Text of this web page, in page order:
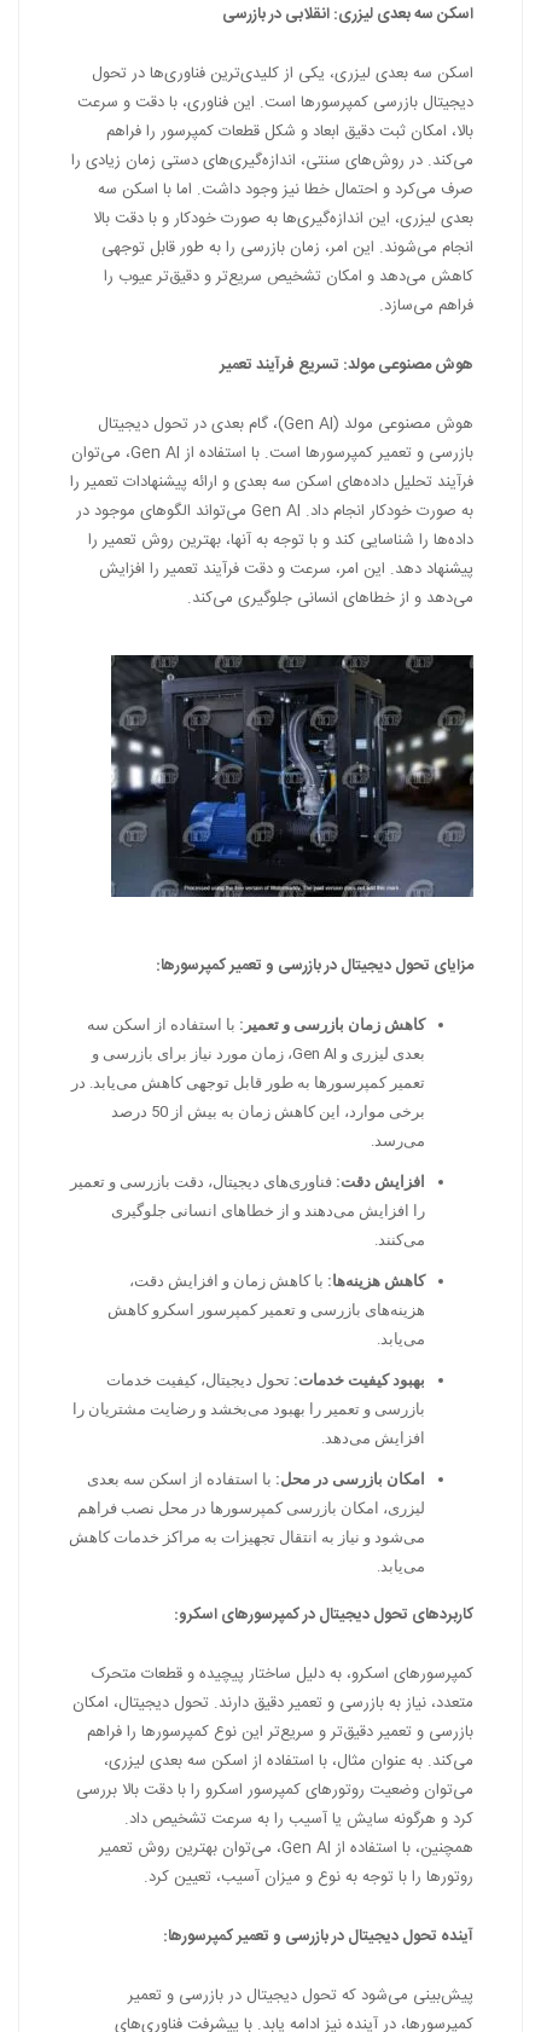
اسکن سه بعدی لیزری: انقلابی در بازرسی
اسکن سه بعدی لیزری، یکی از کلیدی‌ترین فناوری‌ها در تحول
دیجیتال بازرسی کمپرسورها است. این فناوری، با دقت و سرعت
بالا، امکان ثبت دقیق ابعاد و شکل قطعات کمپرسور را فراهم
می‌کند. در روش‌های سنتی، اندازه‌گیری‌های دستی زمان زیادی را
صرف می‌کرد و احتمال خطا نیز وجود داشت. اما با اسکن سه
بعدی لیزری، این اندازه‌گیری‌ها به صورت خودکار و با دقت بالا
انجام می‌شوند. این امر، زمان بازرسی را به طور قابل توجهی
کاهش می‌دهد و امکان تشخیص سریع‌تر و دقیق‌تر عیوب را
فراهم می‌سازد.
هوش مصنوعی مولد: تسریع فرآیند تعمیر
هوش مصنوعی مولد (Gen AI)، گام بعدی در تحول دیجیتال
بازرسی و تعمیر کمپرسورها است. با استفاده از Gen AI، می‌توان
فرآیند تحلیل داده‌های اسکن سه بعدی و ارائه پیشنهادات تعمیر را
به صورت خودکار انجام داد. Gen AI می‌تواند الگوهای موجود در
داده‌ها را شناسایی کند و با توجه به آنها، بهترین روش تعمیر را
پیشنهاد دهد. این امر، سرعت و دقت فرآیند تعمیر را افزایش
می‌دهد و از خطاهای انسانی جلوگیری می‌کند.
مزایای تحول دیجیتال در بازرسی و تعمیر کمپرسورها:
کاهش زمان بازرسی و تعمیر: با استفاده از اسکن سه
بعدی لیزری و Gen AI، زمان مورد نیاز برای بازرسی و
تعمیر کمپرسورها به طور قابل توجهی کاهش می‌یابد. در
برخی موارد، این کاهش زمان به بیش از 50 درصد
می‌رسد.
افزایش دقت: فناوری‌های دیجیتال، دقت بازرسی و تعمیر
را افزایش می‌دهند و از خطاهای انسانی جلوگیری
می‌کنند.
کاهش هزینه‌ها: با کاهش زمان و افزایش دقت،
هزینه‌های بازرسی و تعمیر کمپرسور اسکرو کاهش
می‌یابد.
بهبود کیفیت خدمات: تحول دیجیتال، کیفیت خدمات
بازرسی و تعمیر را بهبود می‌بخشد و رضایت مشتریان را
افزایش می‌دهد.
امکان بازرسی در محل: با استفاده از اسکن سه بعدی
لیزری، امکان بازرسی کمپرسورها در محل نصب فراهم
می‌شود و نیاز به انتقال تجهیزات به مراکز خدمات کاهش
می‌یابد.
کاربردهای تحول دیجیتال در کمپرسورهای اسکرو:
کمپرسورهای اسکرو، به دلیل ساختار پیچیده و قطعات متحرک
متعدد، نیاز به بازرسی و تعمیر دقیق دارند. تحول دیجیتال، امکان
بازرسی و تعمیر دقیق‌تر و سریع‌تر این نوع کمپرسورها را فراهم
می‌کند. به عنوان مثال، با استفاده از اسکن سه بعدی لیزری،
می‌توان وضعیت روتورهای کمپرسور اسکرو را با دقت بالا بررسی
کرد و هرگونه سایش یا آسیب را به سرعت تشخیص داد.
همچنین، با استفاده از Gen AI، می‌توان بهترین روش تعمیر
روتورها را با توجه به نوع و میزان آسیب، تعیین کرد.
آینده تحول دیجیتال در بازرسی و تعمیر کمپرسورها:
پیش‌بینی می‌شود که تحول دیجیتال در بازرسی و تعمیر
کمپرسورها، در آینده نیز ادامه یابد. با پیشرفت فناوری‌های